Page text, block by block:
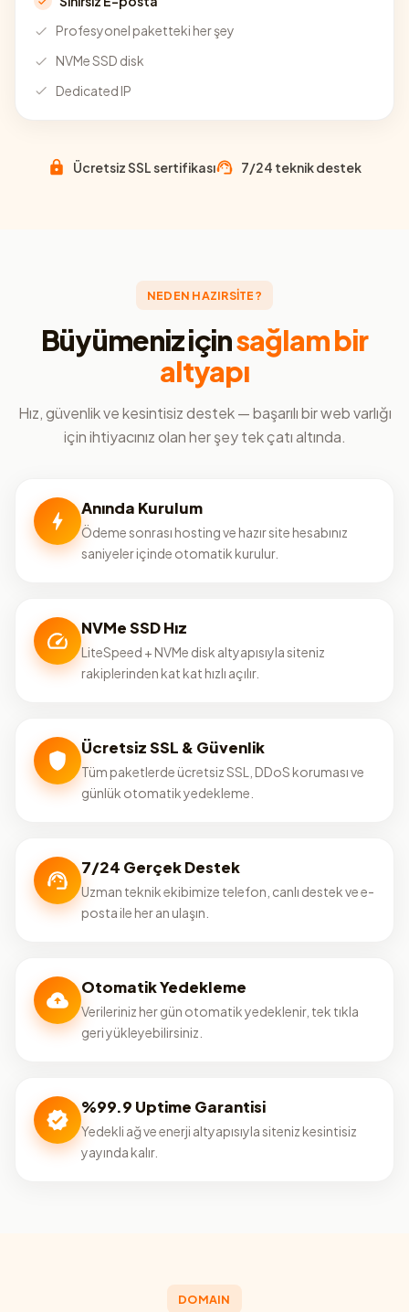
Profesyonel paketteki her şey
NVMe SSD disk
Dedicated IP
Ücretsiz SSL sertifikası 7/24 teknik destek
NEDEN HAZIRSİTE?
Büyümeniz içinsağlam bir
altyapı
Hız, güvenlik ve kesintisiz destek — başarılı bir web varlığı
için ihtiyacınız olan her şey tek çatı altında.
Anında Kurulum
Ödeme sonrası hosting ve hazır site hesabınız
saniyeler içinde otomatik kurulur.
NVMe SSD Hız
LiteSpeed + NVMe disk altyapısıyla siteniz
rakiplerinden kat kat hızlı açılır.
Ücretsiz SSL & Güvenlik
Tüm paketlerde ücretsiz SSL, DDoS koruması ve
günlük otomatik yedekleme.
7/24 Gerçek Destek
Uzman teknik ekibimize telefon, canlı destek ve e-
posta ile her an ulaşın.
Otomatik Yedekleme
Verileriniz her gün otomatik yedeklenir, tek tıkla
geri yükleyebilirsiniz.
%99.9 Uptime Garantisi
Yedekli ağ ve enerji altyapısıyla siteniz kesintisiz
yayında kalır.
DOMAIN